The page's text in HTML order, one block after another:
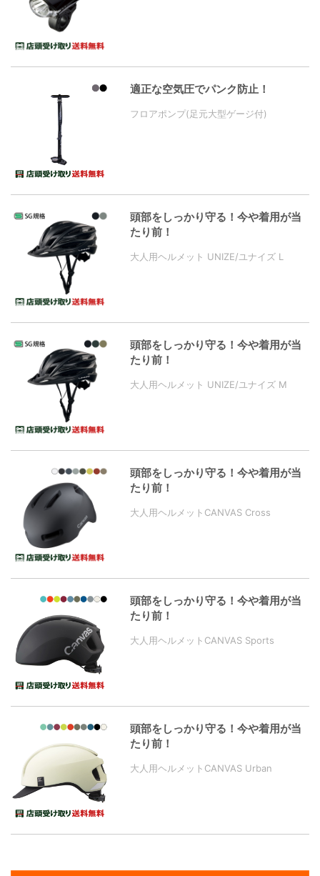
適正な空気圧でパンク防止！
フロアポンプ(足元大型ゲージ付)
頭部をしっかり守る！今や着用が当
たり前！
大人用ヘルメット UNIZE/ユナイズ L
頭部をしっかり守る！今や着用が当
たり前！
大人用ヘルメット UNIZE/ユナイズ M
頭部をしっかり守る！今や着用が当
たり前！
大人用ヘルメットCANVAS Cross
頭部をしっかり守る！今や着用が当
たり前！
大人用ヘルメットCANVAS Sports
頭部をしっかり守る！今や着用が当
たり前！
大人用ヘルメットCANVAS Urban